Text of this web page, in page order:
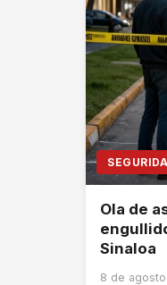
Ola de
Sinaloa
8 de